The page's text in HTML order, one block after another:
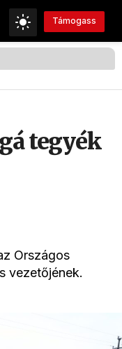
Támogass
tegyék
Országos
vezetőjének.